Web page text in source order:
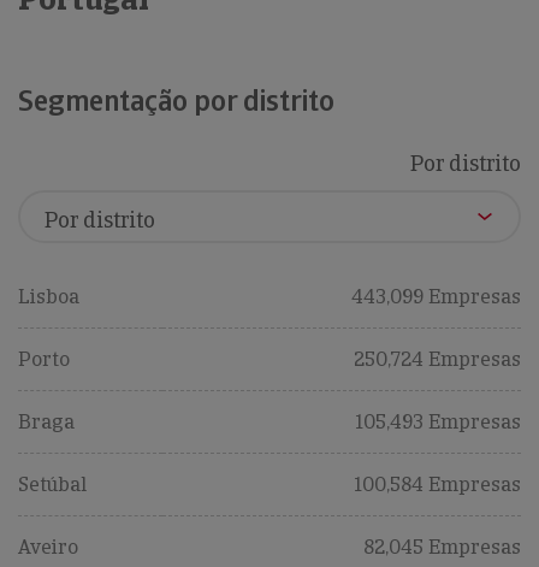
Segmentação por distrito
Por distrito
Lisboa 443,099 Empresas
Porto 250,724 Empresas
Braga 105,493 Empresas
Setúbal 100,584 Empresas
Aveiro 82,045 Empresas